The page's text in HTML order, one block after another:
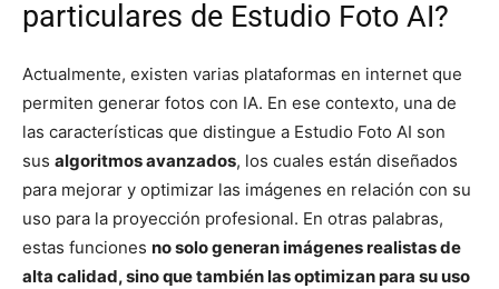
particulares de Estudio Foto AI?
Actualmente, existen varias plataformas en internet que
permiten generar fotos con IA. En ese contexto, una de
las características que distingue a Estudio Foto AI son
sus algoritmos avanzados, los cuales están diseñados
para mejorar y optimizar las imágenes en relación con su
uso para la proyección profesional. En otras palabras,
estas funciones no solo generan imágenes realistas de
alta calidad, sino que también las optimizan para su uso